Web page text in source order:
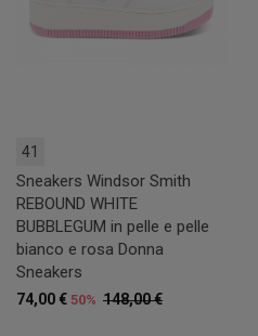
41
Sneakers Windsor Smith
REBOUND WHITE
BUBBLEGUM in pelle e pelle
bianco e rosa Donna
Sneakers
148,00 €
74,00 € 50%